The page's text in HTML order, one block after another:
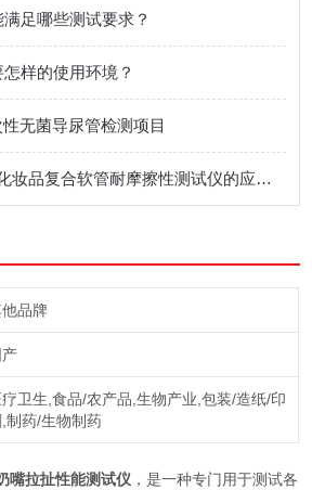
足哪些测试要求？
样的使用环境？
无菌导尿管检测项目
GB/T29336-2012化妆品复合软管耐摩擦性测试仪的应用分析
品牌
产
疗卫生,食品/农产品,生物产业,包装/造纸/印
,制药/生物制药
嘴拉扯性能测试仪 ，是一种专门用于测试各